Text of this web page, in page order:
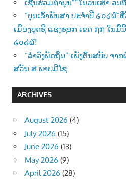
ເຊີນຮ່ວມທຳບຸນ””ໃນວັນເສົາ ວັ
“ບຸນເຂົ້າພັນສາ ປະຈຳປີ ໒໐໒໖”
ເມືອງບຸດຊີ ແຊງຊອກ ເຂດ ໗໗ ໃນມື້
໒໐໒໖!
“ລຳວົງພັດຖິ່ນ“-ເພັງຕົ້ນສບັບ ຈາ
ສວັນ ສ.ພາບມີໄຊ
ARCHIVES
August 2026 (4)
July 2026 (15)
June 2026 (13)
May 2026 (9)
April 2026 (28)